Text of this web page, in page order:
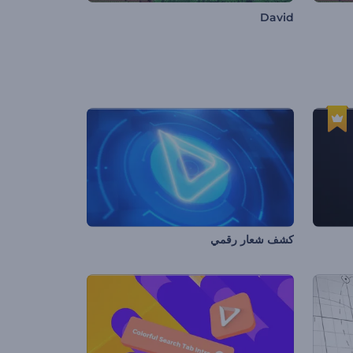
David
كشف شعار رقمي